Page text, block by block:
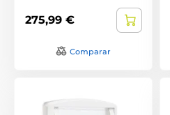
275,99 €
Comparar